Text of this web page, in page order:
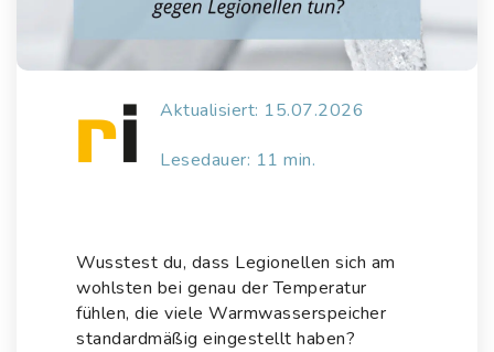
Aktualisiert: 15.07.2026
Lesedauer: 11 min.
Wusstest du, dass Legionellen sich am
wohlsten bei genau der Temperatur
fühlen, die viele Warmwasserspeicher
standardmäßig eingestellt haben?